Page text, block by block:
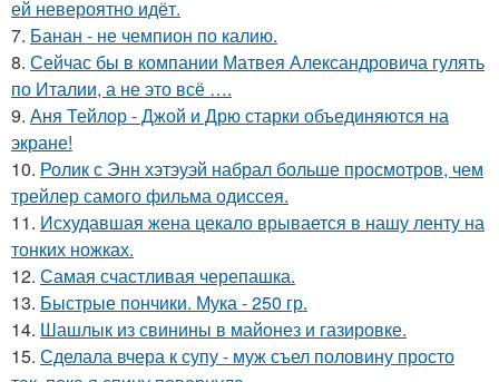
ей невероятно идёт.
7. Банан - не чемпион по калию.
8. Сейчас бы в компании Матвея Александровича гулять
по Италии, а не это всё ….
9. Аня Тейлор - Джой и Дрю старки объединяются на
экране!
10. Ролик с Энн хэтэуэй набрал больше просмотров, чем
трейлер самого фильма одиссея.
11. Исхудавшая жена цекало врывается в нашу ленту на
тонких ножках.
12. Самая счастливая черепашка.
13. Быстрые пончики. Мука - 250 гр.
14. Шашлык из свинины в майонез и газировке.
15. Сделала вчера к супу - муж съел половину просто